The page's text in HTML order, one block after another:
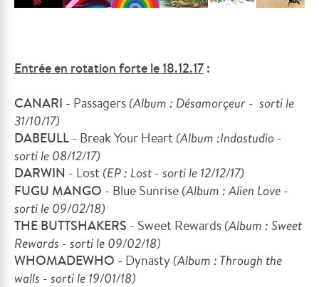
Entrée en rotation forte le 18.12.17 :
CANARI - Passagers (Album : Désamorçeur - sorti le
31/10/17)
DABEULL - Break Your Heart (Album :Indastudio -
sorti le 08/12/17)
DARWIN - Lost (EP : Lost - sorti le 12/12/17)
FUGU MANGO - Blue Sunrise (Album : Alien Love -
sorti le 09/02/18)
THE BUTTSHAKERS - Sweet Rewards (Album : Sweet
Rewards - sorti le 09/02/18)
WHOMADEWHO - Dynasty (Album : Through the
walls - sorti le 19/01/18)